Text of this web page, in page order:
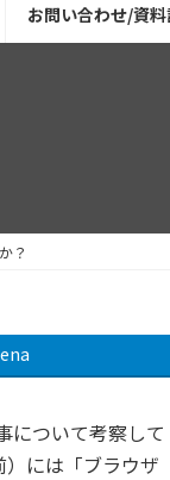
お問い合わせ/資
？
について考察して
には「ブラウザ